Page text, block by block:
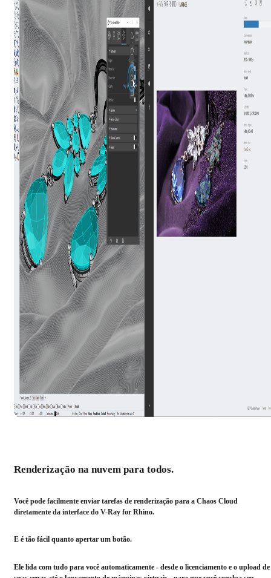
Renderização na nuvem para todos.
Você pode facilmente enviar tarefas de renderização para a Chaos Cloud
diretamente da interface do V-Ray for Rhino.
E é tão fácil quanto apertar um botão.
Ele lida com tudo para você automaticamente - desde o licenciamento e o upload de